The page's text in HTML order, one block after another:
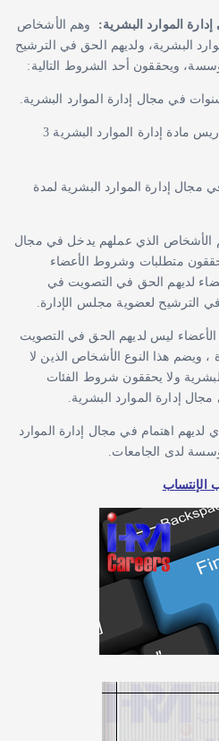
الموارد البشرية: وهم الأشخاص
البشرية، ولديهم الحق في الترشيح
ويحققون أحد الشروط التالية:
عضو هيئة تدريسية قام بتدريس مادة إدارة الموارد البشرية 3
إدارة الموارد البشرية لمدة
الأشخاص الذي عملهم يدخل في مجال
يحققون متطلبات وشروط الأعضاء
لديهم الحق في التصويت في
الترشيح لعضوية مجلس الإدارة.
الأعضاء ليس لديهم الحق في التصويت
ويضم هذا النوع الأشخاص الذين لا
ولا يحققون شروط الفئات
إدارة الموارد البشرية.
لديهم اهتمام في مجال إدارة الموارد
لدى الجامعات.
الإنتساب